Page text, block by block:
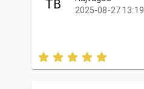
TB
2025-08-27 13:19